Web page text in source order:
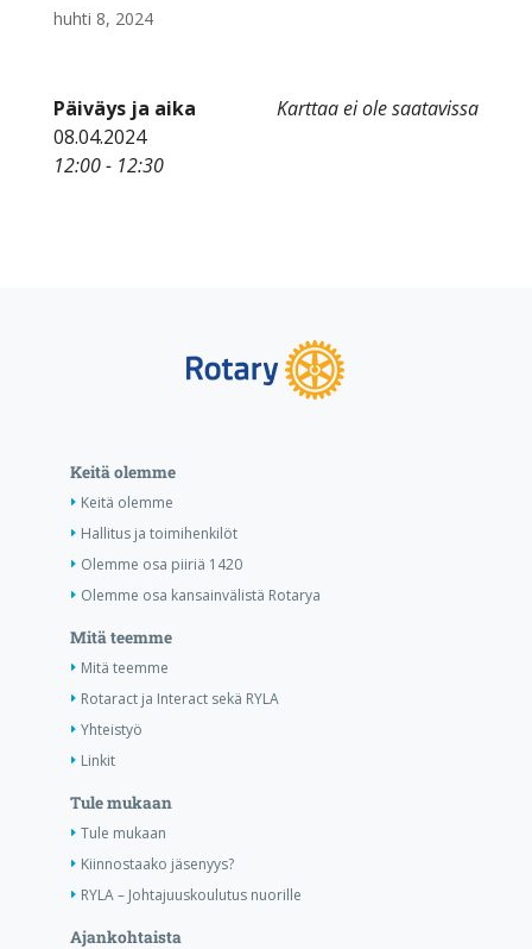
huhti 8, 2024
Karttaa ei ole saatavissa
Päiväys ja aika
08.04.2024
12:00 - 12:30
Keitä olemme
Keitä olemme
Hallitus ja toimihenkilöt
Olemme osa piiriä 1420
Olemme osa kansainvälistä Rotarya
Mitä teemme
Mitä teemme
Rotaract ja Interact sekä RYLA
Yhteistyö
Linkit
Tule mukaan
Tule mukaan
Kiinnostaako jäsenyys?
RYLA – Johtajuuskoulutus nuorille
Ajankohtaista